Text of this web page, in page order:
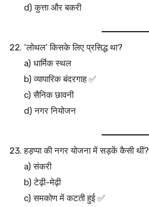
d) कुत्ता और बकरी
‘लोथल’ किसके लिए प्रसिद्ध था?
a) धार्मिक स्थल
b) व्यापारिक बंदरगाह ✅
c) सैनिक छावनी
d) नगर नियोजन
हड़प्पा की नगर योजना में सड़कें कैसी थीं?
a) संकरी
b) टेढ़ी-मेढ़ी
c) समकोण में कटती हुई ✅